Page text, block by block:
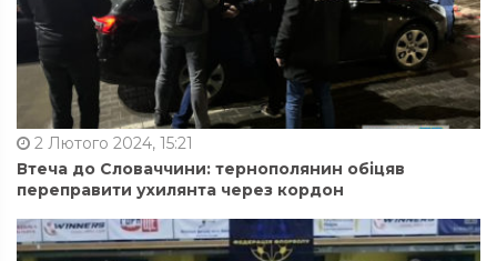
2 Лютого 2024, 15:21
Втеча до Словаччини: тернополянин обіцяв
переправити ухилянта через кордон